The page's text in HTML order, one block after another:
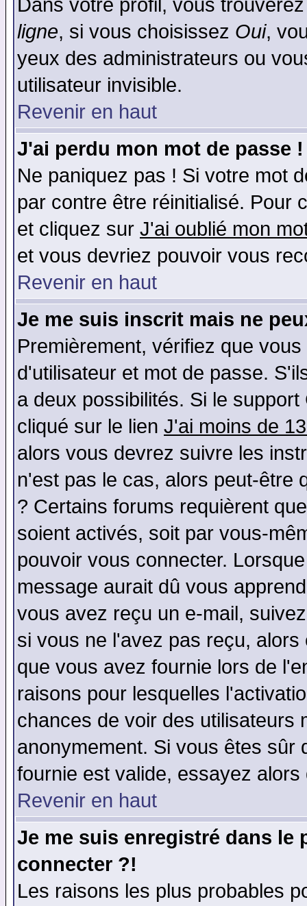
Dans votre profil, vous
ligne, si vous choisissez Oui,
yeux des administrateurs ou
utilisateur invisible.
Revenir en haut
J'ai perdu mon mot de passe !
Ne paniquez pas ! Si votre mot
par contre être réinitialisé. Pour
et cliquez sur J'ai oublié mon
et vous devriez pouvoir vous
Revenir en haut
Je me suis inscrit mais ne
Premièrement, vérifiez que
d'utilisateur et mot de passe.
a deux possibilités. Si le
cliqué sur le lien J'ai moins de
alors vous devrez suivre les
n'est pas le cas, alors peut-être
? Certains forums requièrent
soient activés, soit par vous-
pouvoir vous connecter.
message aurait dû vous
vous avez reçu un e-mail,
si vous ne l'avez pas reçu,
que vous avez fournie lors de
raisons pour lesquelles
chances de voir des utilisateurs
anonymement. Si vous êtes sûr
fournie est valide, essayez
Revenir en haut
Je me suis enregistré dans le
connecter ?!
Les raisons les plus probables